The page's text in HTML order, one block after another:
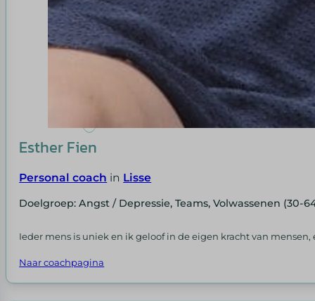
Esther Fien
Personal coach in Lisse
Doelgroep: Angst / Depressie, Teams, Volwassenen (30-
Ieder mens is uniek en ik geloof in de eigen kracht van
Naar coachpagina